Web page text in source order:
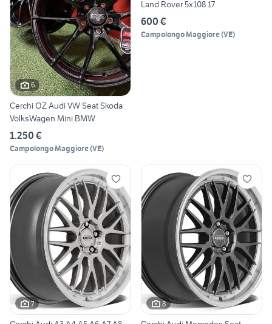
6
Cerchi OZ Audi VW Seat Skoda
VolksWagen Mini BMW
1.250 €
Campolongo Maggiore(VE)
Land Rover 5x108 17
600 €
Campolongo Maggiore(VE)
7 8